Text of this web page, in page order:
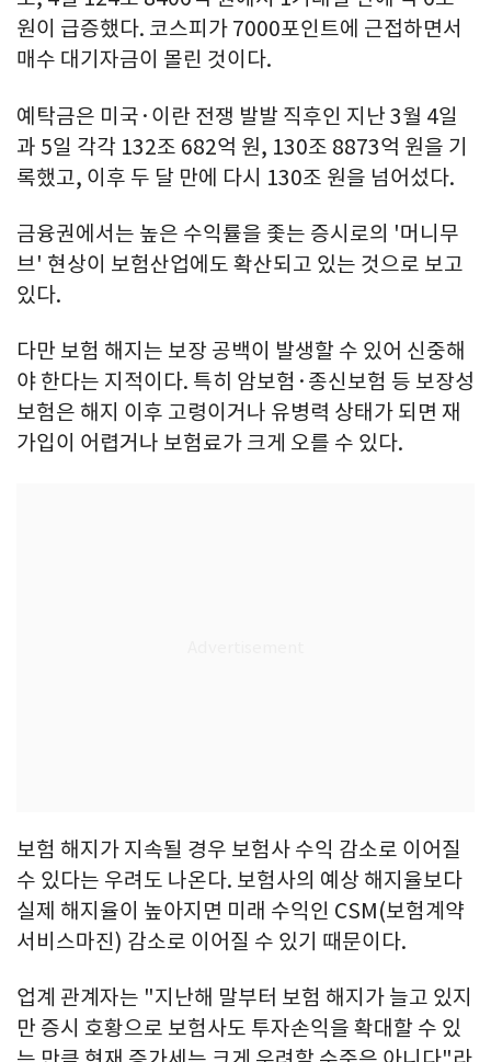
원이 급증했다. 코스피가 7000포인트에 근접하면서
매수 대기자금이 몰린 것이다.
예탁금은 미국·이란 전쟁 발발 직후인 지난 3월 4일
과 5일 각각 132조 682억 원, 130조 8873억 원을 기
록했고, 이후 두 달 만에 다시 130조 원을 넘어섰다.
금융권에서는 높은 수익률을 좇는 증시로의 '머니무
브' 현상이 보험산업에도 확산되고 있는 것으로 보고
있다.
다만 보험 해지는 보장 공백이 발생할 수 있어 신중해
야 한다는 지적이다. 특히 암보험·종신보험 등 보장성
보험은 해지 이후 고령이거나 유병력 상태가 되면 재
가입이 어렵거나 보험료가 크게 오를 수 있다.
보험 해지가 지속될 경우 보험사 수익 감소로 이어질
수 있다는 우려도 나온다. 보험사의 예상 해지율보다
실제 해지율이 높아지면 미래 수익인 CSM(보험계약
서비스마진) 감소로 이어질 수 있기 때문이다.
업계 관계자는 "지난해 말부터 보험 해지가 늘고 있지
만 증시 호황으로 보험사도 투자손익을 확대할 수 있